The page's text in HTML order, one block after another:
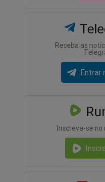
Receba as
Entrar
Inscreva-se no